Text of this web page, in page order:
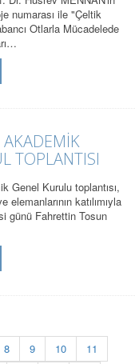
numarası ile "Çeltik
Otlarla Mücadelede
TOPLANTISI
Genel Kurulu toplantısı,
katılımıyla
günü Fahrettin Tosun
8 9 10
11